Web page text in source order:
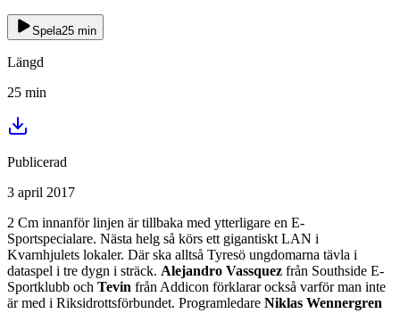
Spela25 min
Längd
25 min
Publicerad
3 april 2017
2 Cm innanför linjen är tillbaka med ytterligare en E-
Sportspecialare. Nästa helg så körs ett gigantiskt LAN i
Kvarnhjulets lokaler. Där ska alltså Tyresö ungdomarna tävla i
dataspel i tre dygn i sträck. Alejandro Vassquez från Southside E-
Sportklubb och Tevin från Addicon förklarar också varför man inte
är med i Riksidrottsförbundet. Programledare Niklas Wennergren